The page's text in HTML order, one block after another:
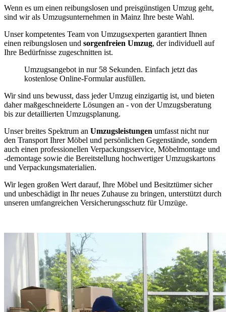
Wenn es um einen reibungslosen und preisgünstigen Umzug geht,
sind wir als Umzugsunternehmen in Mainz Ihre beste Wahl.
Unser kompetentes Team von Umzugsexperten garantiert Ihnen
einen reibungslosen und sorgenfreien Umzug, der individuell auf
Ihre Bedürfnisse zugeschnitten ist.
Umzugsangebot in nur 58 Sekunden. Einfach jetzt das
kostenlose Online-Formular ausfüllen.
Wir sind uns bewusst, dass jeder Umzug einzigartig ist, und bieten
daher maßgeschneiderte Lösungen an - von der Umzugsberatung
bis zur detaillierten Umzugsplanung.
Unser breites Spektrum an Umzugsleistungen umfasst nicht nur
den Transport Ihrer Möbel und persönlichen Gegenstände, sondern
auch einen professionellen Verpackungsservice, Möbelmontage und
-demontage sowie die Bereitstellung hochwertiger Umzugskartons
und Verpackungsmaterialien.
Wir legen großen Wert darauf, Ihre Möbel und Besitztümer sicher
und unbeschädigt in Ihr neues Zuhause zu bringen, unterstützt durch
unseren umfangreichen Versicherungsschutz für Umzüge.